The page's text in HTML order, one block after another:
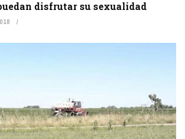
disfrutar su sexualidad